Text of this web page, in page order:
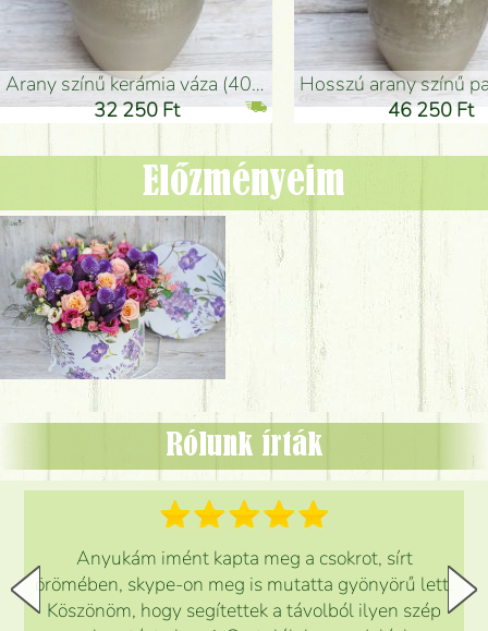
arany színű kerámia váza (40x26cm)
32 250 Ft
hosszú arany színű
46 250 Ft
Előzményeim
Rólunk írták
Anyukám imént kapta meg a csokrot, sírt
örömében, skype-on meg is mutatta gyönyörű lett.
Köszönöm, hogy segítettek a távolból ilyen szép